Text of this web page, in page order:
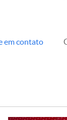
em contato